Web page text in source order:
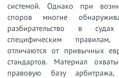
системой. Однако при
споров многие
разбирательство в
специфическим
отличаются от привычных
стандартов. Материал
правовую базу